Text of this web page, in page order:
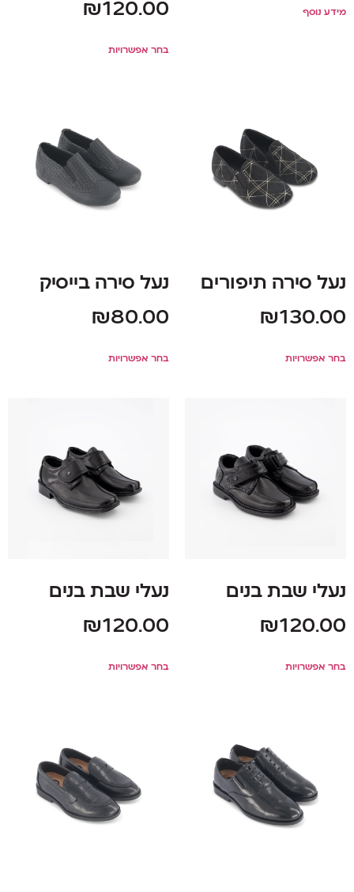
מידע נוסף
₪120.00
בחר אפשרויות
נעל סירה תיפורים
₪130.00
בחר אפשרויות
נעל סירה בייסיק
₪80.00
בחר אפשרויות
נעלי שבת בנים
₪120.00
בחר אפשרויות
נעלי שבת בנים
₪120.00
בחר אפשרויות